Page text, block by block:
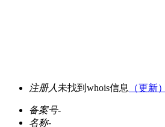
注册人 未找到whois信息 （更新）
备案号-
名称-